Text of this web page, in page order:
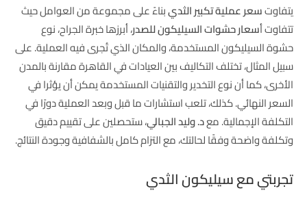
يتفاوتسعر عملية تكبير الثديبناءً على مجموعة من العوامل حيث
تتفاوت أسعار حشوات السيليكون للصدر، أبرزها خبرة الجراح، نوع
حشوة السيليكون المستخدمة، والمكان الذي تُجرى فيه العملية. على
سبيل المثال، تختلف التكاليف بين العيادات في القاهرة مقارنة بالمدن
الأخرى، كما أن نوع التخدير والتقنيات المستخدمة يمكن أن يؤثرا في
السعر النهائي. كذلك، تلعب استشارات ما قبل وبعد العملية دورًا في
التكلفة الإجمالية. معد. وليد الجبالي، ستحصلين على تقييم دقيق
وتكلفة واضحة وفقًا لحالتك، مع التزام كامل بالشفافية وجودة النتائج.
تجربتي مع سيليكون الثدي